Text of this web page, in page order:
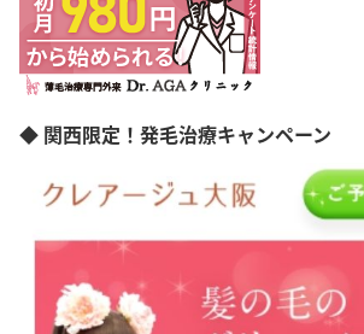
◆ 関西限定！発毛治療キャンペーン